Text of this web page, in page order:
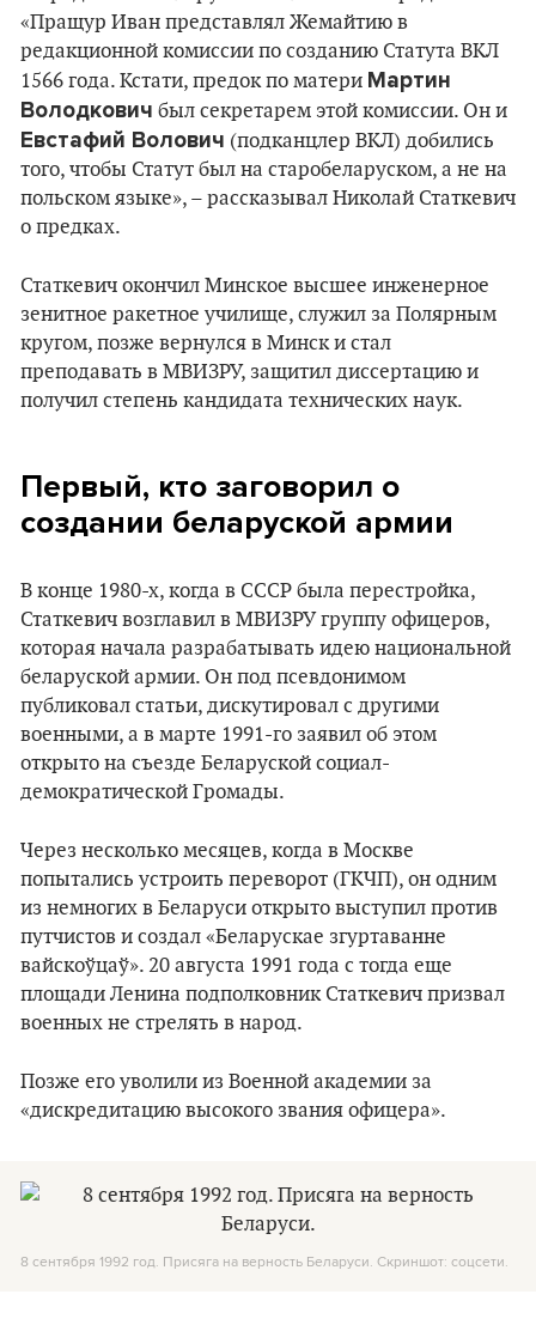
«Пращур Иван представлял Жемайтию в
редакционной комиссии по созданию Статута ВКЛ
1566 года. Кстати, предок по матери Мартин
Володкович был секретарем этой комиссии. Он и
Евстафий Волович (подканцлер ВКЛ) добились
того, чтобы Статут был на старобеларуском, а не на
польском языке», – рассказывал Николай Статкевич
о предках.
Статкевич окончил Минское высшее инженерное
зенитное ракетное училище, служил за Полярным
кругом, позже вернулся в Минск и стал
преподавать в МВИЗРУ, защитил диссертацию и
получил степень кандидата технических наук.
Первый, кто заговорил о
создании беларуской армии
В конце 1980-х, когда в СССР была перестройка,
Статкевич возглавил в МВИЗРУ группу офицеров,
которая начала разрабатывать идею национальной
беларуской армии. Он под псевдонимом
публиковал статьи, дискутировал с другими
военными, а в марте 1991-го заявил об этом
открыто на съезде Беларуской социал-
демократической Громады.
Через несколько месяцев, когда в Москве
попытались устроить переворот (ГКЧП), он одним
из немногих в Беларуси открыто выступил против
путчистов и создал «Беларускае згуртаванне
вайскоўцаў». 20 августа 1991 года с тогда еще
площади Ленина подполковник Статкевич призвал
военных не стрелять в народ.
Позже его уволили из Военной академии за
«дискредитацию высокого звания офицера».
8 сентября 1992 год. Присяга на верность Беларуси. Скриншот: соцсети.